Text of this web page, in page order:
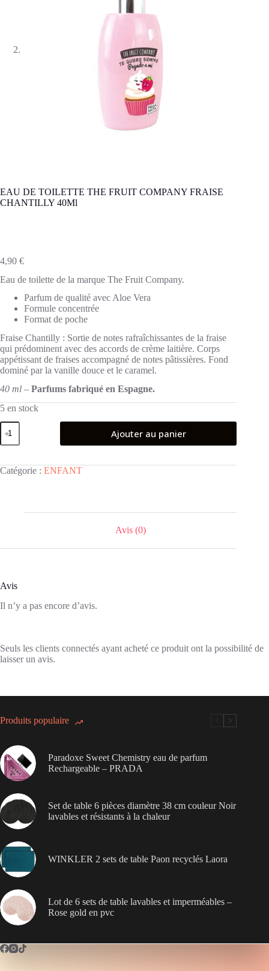
EAU DE TOILETTE THE FRUIT COMPANY FRAISE
CHANTILLY 40Ml
4,90 €
Eau de toilette de la marque The Fruit Company.
Parfum de qualité avec Aloe Vera
Formule concentrée
Format de poche
Fraise Chantilly : Sortie de notes rafraîchissantes de la fraise
qui prédominent avec des accords de crème laitière. Corps
appétissant de fraises accompagné de notes pâtissières. Fond
dominé par la vanille douce et le caramel.
40 ml – Parfums fabriqué en Espagne.
5 en stock
quantité
de
EAU
TOILETTE
THE
Ajouter au panier
Catégorie : ENFANT
Avis (0)
Avis
Il n’y a pas encore d’avis.
Seuls les clients connectés ayant acheté ce produit ont la possibilité de
laisser un avis.
Produits populaire
Paradoxe Sweet Chemistry eau de parfum
Rechargeable – PRADA
Set de table 6 pièces diamètre 38 cm couleur Noir
lavables et résistants à la chaleur
WINKLER 2 sets de table Paon recyclés Laora
Lot de 6 sets de table lavables et imperméables –
Rose gold en pvc